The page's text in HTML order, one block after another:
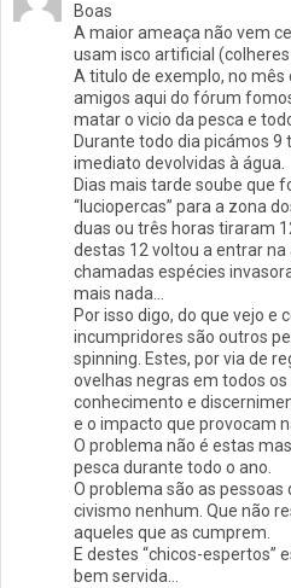
Boas
A maior ameaça não vem
usam isco artificial
A titulo de exemplo, no
amigos aqui do fórum
matar o vicio da pesca e
Durante todo dia picámos
imediato devolvidas à água.
Dias mais tarde soube que
“luciopercas” para a zona
duas ou três horas tiraram
destas 12 voltou a entrar
chamadas espécies
mais nada…
Por isso digo, do que vejo e
incumpridores são outros
spinning. Estes, por via de
ovelhas negras em todos
conhecimento e
e o impacto que provocam
O problema não é estas
pesca durante todo o ano.
O problema são as
civismo nenhum. Que não
aqueles que as cumprem.
E destes “chicos-espertos”
bem servida…